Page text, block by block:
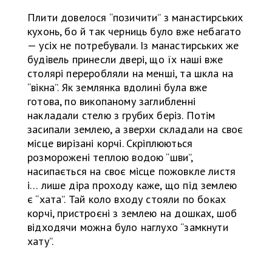
Плити довелося “позичити” з манастирських
кухонь, бо й так черниць було вже небагато
— усіх не потребували. Із манастирських же
будівель принесли двері, що їх наші вже
столярі переробляли на менші, та шкла на
“вікна”. Як землянка вдолині була вже
готова, по викопаному заглибленні
накладали стелю з грубих беріз. Потім
засипали землею, а зверхи складали на своє
місце вирізані корчі. Скріплюються
розморожені теплою водою “шви”,
насипається на своє місце пожовкле листя
і… лише діра проходу каже, що під землею
є “хата”. Тай коло входу стояли по боках
корчі, пристроєні з землею на дошках, шоб
відходячи можна було наглухо “замкнути
хату”.